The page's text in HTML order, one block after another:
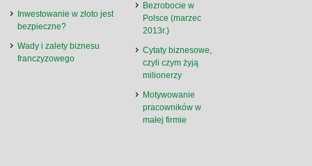
Inwestowanie w złoto jest
bezpieczne?
Wady i zalety biznesu
franczyzowego
Bezrobocie w
Polsce (marzec
2013r.)
Cytaty biznesowe,
czyli czym żyją
milionerzy
Motywowanie
pracowników w
małej firmie